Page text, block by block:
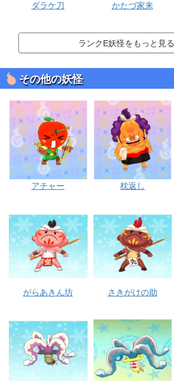
ダラケ刀 かたづ家来
ランクE妖怪をもっと見る
その他の妖怪
アチャー 枕返し
がらあきん坊 さきがけの助